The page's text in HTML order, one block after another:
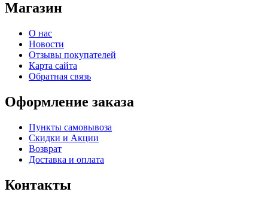
Магазин
О нас
Новости
Отзывы покупателей
Карта сайта
Обратная связь
Оформление заказа
Пункты самовывоза
Скидки и Акции
Возврат
Доставка и оплата
Контакты